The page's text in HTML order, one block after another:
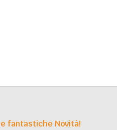
fantastiche Novità!